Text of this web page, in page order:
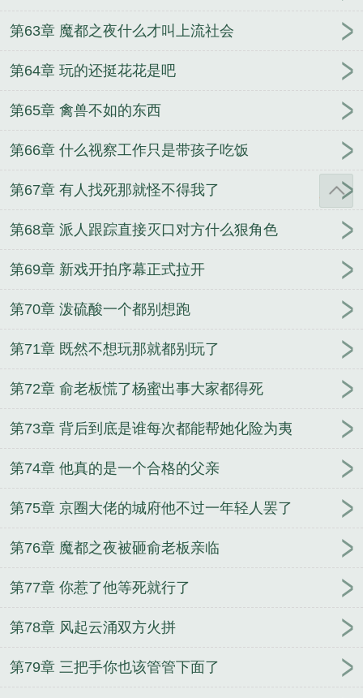
第63章 魔都之夜什么才叫上流社会
第64章 玩的还挺花花是吧
第65章 禽兽不如的东西
第66章 什么视察工作只是带孩子吃饭
第67章 有人找死那就怪不得我了
第68章 派人跟踪直接灭口对方什么狠角色
第69章 新戏开拍序幕正式拉开
第70章 泼硫酸一个都别想跑
第71章 既然不想玩那就都别玩了
第72章 俞老板慌了杨蜜出事大家都得死
第73章 背后到底是谁每次都能帮她化险为夷
第74章 他真的是一个合格的父亲
第75章 京圈大佬的城府他不过一年轻人罢了
第76章 魔都之夜被砸俞老板亲临
第77章 你惹了他等死就行了
第78章 风起云涌双方火拼
第79章 三把手你也该管管下面了